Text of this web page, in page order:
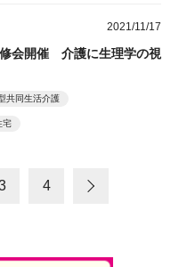
2021/11/17
会開催 介護に生理学の視
共同生活介護
宅
4